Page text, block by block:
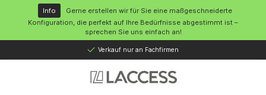
springen
Info
Gerne erstellen wir für Sie eine maßgeschneiderte
Konfiguration, die perfekt auf Ihre Bedürfnisse abgestimmt ist –
sprechen Sie uns einfach an!
Verkauf nur an Fachfirmen